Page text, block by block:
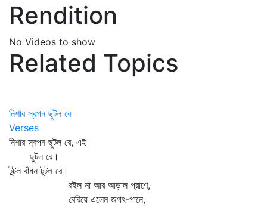
Rendition
No Videos to show
Related Topics
নিশার স্বপন ছুটল রে
Verses
নিশার স্বপন ছুটল রে, এই
ছুটল রে।
টুটল বাঁধন টুটল রে।
রইল না আর আড়াল প্রাণে,
বেরিয়ে এলেম জগৎ-পানে,